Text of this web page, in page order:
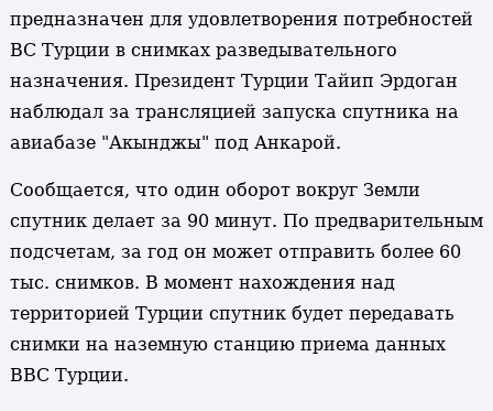
предназначен для удовлетворения потребностей
ВС Турции в снимках разведывательного
назначения. Президент Турции Тайип Эрдоган
наблюдал за трансляцией запуска спутника на
авиабазе "Акынджы" под Анкарой.
Сообщается, что один оборот вокруг Земли
спутник делает за 90 минут. По предварительным
подсчетам, за год он может отправить более 60
тыс. снимков. В момент нахождения над
территорией Турции спутник будет передавать
снимки на наземную станцию приема данных
ВВС Турции.